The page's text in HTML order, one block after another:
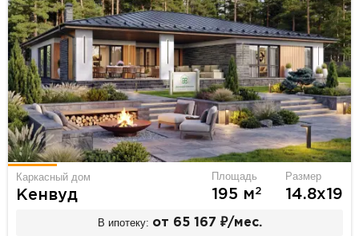
Каркасный дом
Кенвуд
Площадь
195 м2
Размер
14.8х19
В ипотеку: от 65 167 ₽/мес.